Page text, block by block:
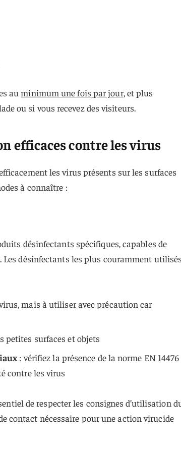
auminimum une fois par jour, et plus
ou si vous recevez des visiteurs.
efficaces contre les virus
les virus présents sur les surfaces
à connaître :
désinfectants spécifiques, capables de
Les désinfectants les plus couramment utilisés
mais à utiliser avec précaution car
petites surfaces et objets
: vérifiez la présence de la norme EN 14476
contre les virus
de respecter les consignes d’utilisation
contact nécessaire pour une action virucide